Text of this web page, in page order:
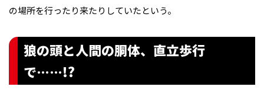
の場所を行ったり来たりしていたという。
狼の頭と人間の胴体、直立歩行
で……!?